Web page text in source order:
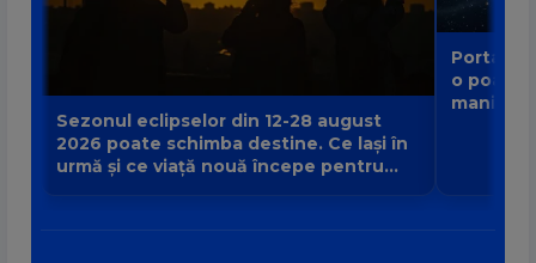
Sezonul eclipselor din 12-28 august
2026 poate schimba destine. Ce lași în
urmă și ce viață nouă începe pentru
Portalul
o poartă